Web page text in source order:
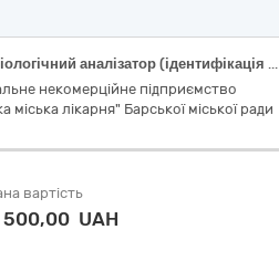
Мікробіологічний аналізатор (ідентифікація та чутливість до антибіотиків) Код ДК 021:2015 «Єдиний закупівельний словник»: 38430000-8 — Детектори та аналізатори Код НК 024:2023 «Класифікатор медичних виробів»: 56741 — Аналізатор бактеріологічний для ідентифікації мікроорганізмів IVD (діагностика in vitro ) автоматичний Код НК 031:2024 «Національний класифікатор «Національна номенклатура медичних виробів»: W02030101 АНАЛІЗАТОРИ ЧУТЛИВОСТІ ДО АНТИБІОТИКІВ
некомерційне підприємство
міська лікарня" Барської міської ради
вартість
500,00 UAH